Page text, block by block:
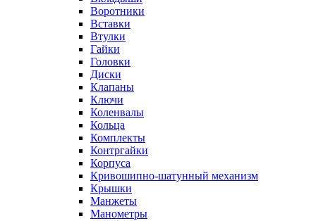
Воротники
Вставки
Втулки
Гайки
Головки
Диски
Клапаны
Ключи
Коленвалы
Кольца
Комплекты
Контргайки
Корпуса
Кривошипно-шатунный механизм
Крышки
Манжеты
Манометры